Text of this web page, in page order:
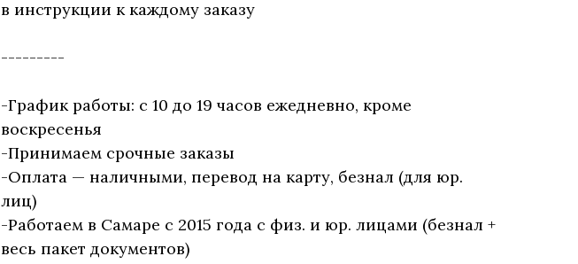
в инструкции к каждому заказу
---------
-График работы: с 10 до 19 часов ежедневно, кроме
воскресенья
-Принимаем срочные заказы
-Оплата — наличными, перевод на карту, безнал (для юр.
лиц)
-Работаем в Самаре с 2015 года с физ. и юр. лицами (безнал +
весь пакет документов)